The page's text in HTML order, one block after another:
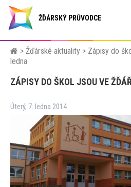
ŽĎÁRSKÝ PRŮVODCE
> Žďárské aktuality > Zápisy do
ledna
ZÁPISY DO ŠKOL JSOU VE
Úterý, 7. ledna 2014